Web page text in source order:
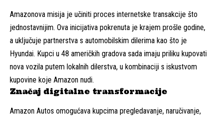
Amazonova misija je učiniti proces internetske transakcije što
jednostavnijim. Ova inicijativa pokrenuta je krajem prošle godine,
a uključuje partnerstva s automobilskim dilerima kao što je
Hyundai. Kupci u 48 američkih gradova sada imaju priliku kupovati
nova vozila putem lokalnih dilerstva, u kombinaciji s iskustvom
kupovine koje Amazon nudi.
Značaj digitalne transformacije
Amazon Autos omogućava kupcima pregledavanje, naručivanje,